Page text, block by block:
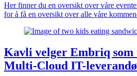
Her finner du en oversikt over våre
for å få en oversikt over alle våre
Kavli velger Embriq
Multi-Cloud IT-